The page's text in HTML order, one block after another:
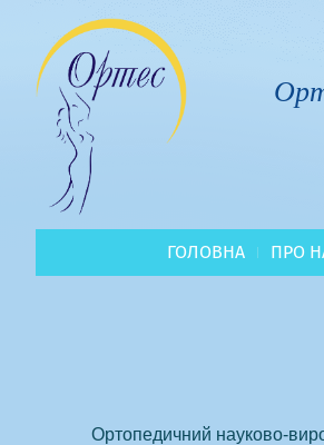
ГОЛОВНА ПРО
Ортопедичний науково-